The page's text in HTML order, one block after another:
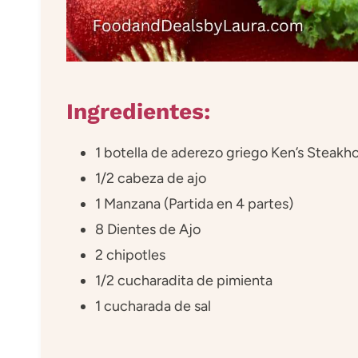
Ingredientes:
1 botella de aderezo griego Ken’s
1/2 cabeza de ajo
1 Manzana (Partida en 4 partes)
8 Dientes de Ajo
2 chipotles
1/2 cucharadita de pimienta
1 cucharada de sal